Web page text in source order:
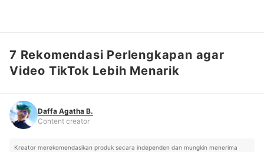
Daffa Agatha B.
7 Rekomendasi Perlengkapan agar
Video TikTok Lebih Menarik
Daffa Agatha B.
Content creator
Kreator merekomendasikan produk secara independen dan mungkin menerima